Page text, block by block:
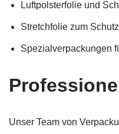
Luftpolsterfolie und
Stretchfolie zum
Spezialverpackungen
Unser Team von